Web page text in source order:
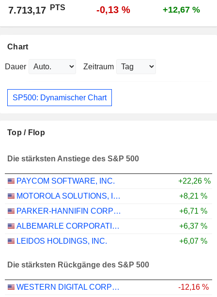
7.713,17 PTS -0,13 % +12,67 %
Chart
Dauer Zeitraum
SP500: Dynamischer Chart
Top / Flop
Die stärksten Anstiege des S&P 500
PAYCOM SOFTWARE, INC.
+22,26 %
MOTOROLA SOLUTIONS, INC.
+8,21 %
PARKER-HANNIFIN CORPORATION
+6,71 %
ALBEMARLE CORPORATION
+6,37 %
LEIDOS HOLDINGS, INC.
+6,07 %
Die stärksten Rückgänge des S&P 500
WESTERN DIGITAL CORPORATION -12,16 %